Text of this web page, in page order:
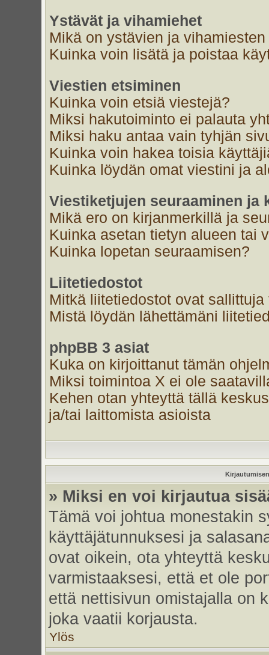
Ystävät ja vihamiehet
Mikä on ystävien ja
Kuinka voin lisätä ja poistaa
Viestien etsiminen
Kuinka voin etsiä viestejä?
Miksi hakutoiminto ei palauta
Miksi haku antaa vain tyhjän
Kuinka voin hakea toisia
Kuinka löydän omat viestini ja
Viestiketjujen seuraaminen ja
Mikä ero on kirjanmerkillä ja
Kuinka asetan tietyn alueen tai
Kuinka lopetan seuraamisen?
Liitetiedostot
Mitkä liitetiedostot ovat
Mistä löydän lähettämäni
phpBB 3 asiat
Kuka on kirjoittanut tämän
Miksi toimintoa X ei ole
Kehen otan yhteyttä tällä
ja/tai laittomista asioista
» Miksi en voi kirjautua
Tämä voi johtua monestakin
käyttäjätunnuksesi ja
ovat oikein, ota yhteyttä
varmistaaksesi, että et ole
että nettisivun omistajalla on
joka vaatii korjausta.
Ylös